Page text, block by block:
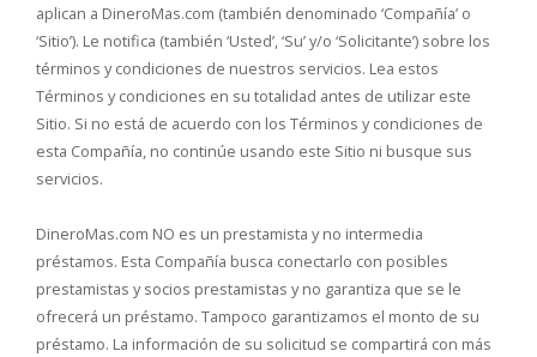
aplican a DineroMas.com (también denominado ‘Compañía’ o
‘Sitio’). Le notifica (también ‘Usted’, ‘Su’ y/o ‘Solicitante’) sobre los
términos y condiciones de nuestros servicios. Lea estos
Términos y condiciones en su totalidad antes de utilizar este
Sitio. Si no está de acuerdo con los Términos y condiciones de
esta Compañía, no continúe usando este Sitio ni busque sus
servicios.
DineroMas.com NO es un prestamista y no intermedia
préstamos. Esta Compañía busca conectarlo con posibles
prestamistas y socios prestamistas y no garantiza que se le
ofrecerá un préstamo. Tampoco garantizamos el monto de su
préstamo. La información de su solicitud se compartirá con más